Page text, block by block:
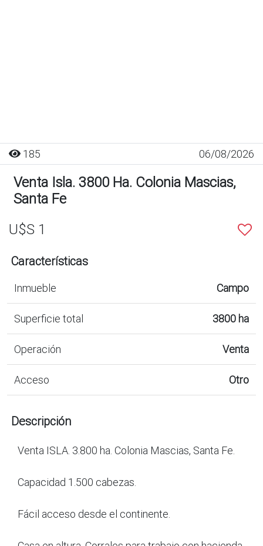
185 06/08/2026
Venta Isla. 3800 Ha. Colonia Mascias,
Santa Fe
U$S 1
Características
Inmueble Campo
Superficie total 3800 ha
Operación Venta
Acceso Otro
Descripción
Venta ISLA. 3.800 ha. Colonia Mascias, Santa Fe.
Capacidad 1.500 cabezas.
Fácil acceso desde el continente.